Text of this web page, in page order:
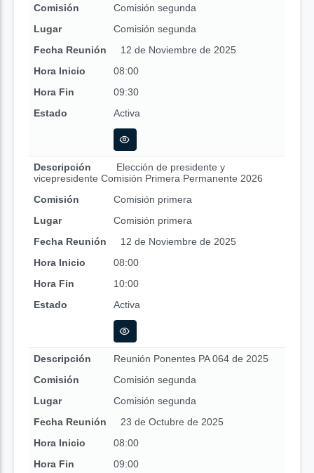
Comisión
Comisión segunda
Lugar
Comisión segunda
Fecha Reunión
12 de Noviembre de 2025
Hora Inicio
08:00
Hora Fin
09:30
Estado
Activa
Descripción
Elección de presidente y
vicepresidente Comisión Primera Permanente 2026
Comisión
Comisión primera
Lugar
Comisión primera
Fecha Reunión
12 de Noviembre de 2025
Hora Inicio
08:00
Hora Fin
10:00
Estado
Activa
Descripción
Reunión Ponentes PA 064 de 2025
Comisión
Comisión segunda
Lugar
Comisión segunda
Fecha Reunión
23 de Octubre de 2025
Hora Inicio
08:00
Hora Fin
09:00